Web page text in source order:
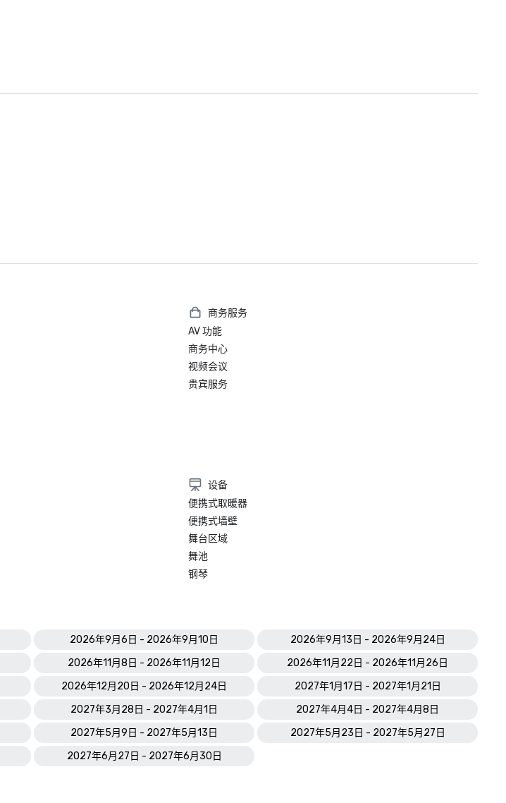
商务服务
AV 功能
商务中心
视频会议
贵宾服务
设备
便携式取暖器
便携式墙壁
舞台区域
舞池
钢琴
2026年9月6日 - 2026年9月10日
2026年9月13日 - 2026年9月24日
2026年11月8日 - 2026年11月12日
2026年11月22日 - 2026年11月26日
2026年12月20日 - 2026年12月24日
2027年1月17日 - 2027年1月21日
2027年3月28日 - 2027年4月1日
2027年4月4日 - 2027年4月8日
2027年5月9日 - 2027年5月13日
2027年5月23日 - 2027年5月27日
2027年6月27日 - 2027年6月30日